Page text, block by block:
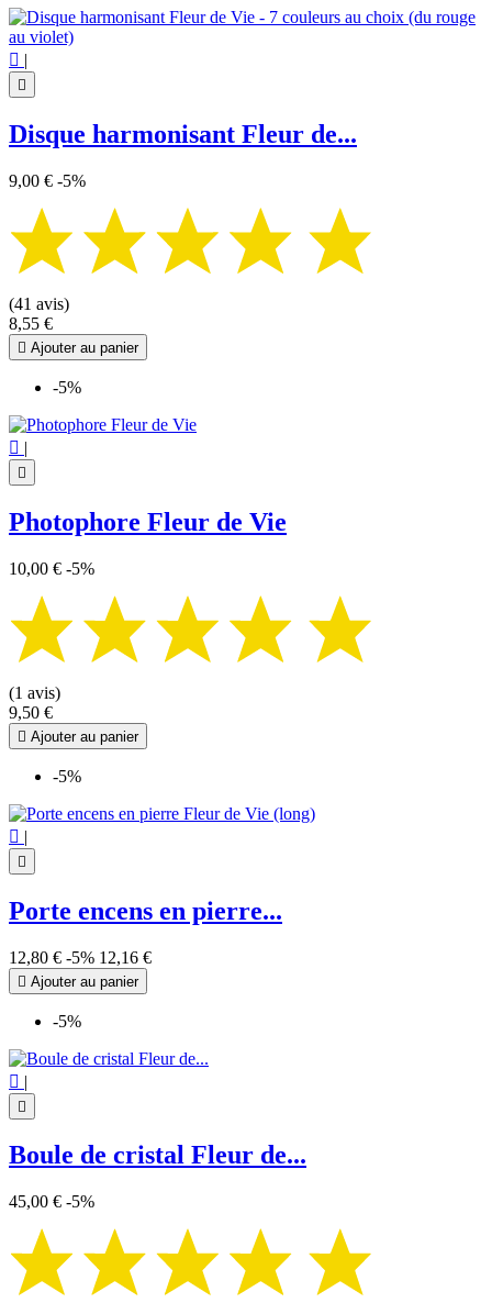
 |

Disque harmonisant Fleur de...
9,00 € -5%
(41 avis)
8,55 €
 Ajouter au panier
-5%
 |

Photophore Fleur de Vie
10,00 € -5%
(1 avis)
9,50 €
 Ajouter au panier
-5%
 |

Porte encens en pierre...
12,80 € -5% 12,16 €
 Ajouter au panier
-5%
 |

Boule de cristal Fleur de...
45,00 € -5%